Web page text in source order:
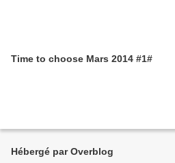
Time to choose Mars 2014 #1#
Hébergé par Overblog